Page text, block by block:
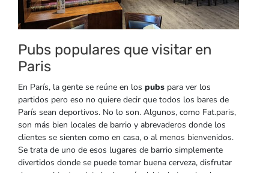
Pubs populares que visitar en
Paris
En París, la gente se reúne en los pubs para ver los
partidos pero eso no quiere decir que todos los bares de
París sean deportivos. No lo son. Algunos, como Fat.paris,
son más bien locales de barrio y abrevaderos donde los
clientes se sienten como en casa, o al menos bienvenidos.
Se trata de uno de esos lugares de barrio simplemente
divertidos donde se puede tomar buena cerveza, disfrutar